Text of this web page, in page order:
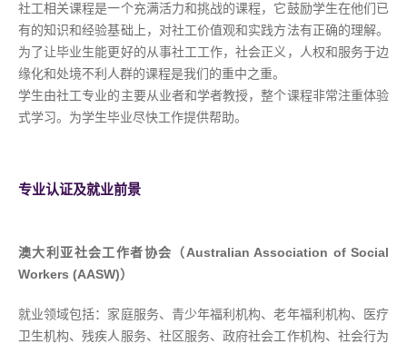
社工相关课程是一个充满活力和挑战的课程，它鼓励学生在他们已
有的知识和经验基础上，对社工价值观和实践方法有正确的理解。
为了让毕业生能更好的从事社工工作，社会正义，人权和服务于边
缘化和处境不利人群的课程是我们的重中之重。
学生由社工专业的主要从业者和学者教授，整个课程非常注重体验
式学习。为学生毕业尽快工作提供帮助。
专业认证及就业前景
澳大利亚社会工作者协会（Australian Association of Social
Workers (AASW)）
就业领域包括：家庭服务、青少年福利机构、老年福利机构、医疗
卫生机构、残疾人服务、社区服务、政府社会工作机构、社会行为